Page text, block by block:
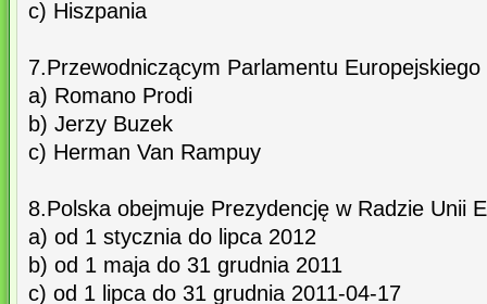
c) Hiszpania
7.Przewodniczącym Parlamentu
a) Romano Prodi
b) Jerzy Buzek
c) Herman Van Rampuy
8.Polska obejmuje Prezydencję w Radzie Unii
a) od 1 stycznia do lipca 2012
b) od 1 maja do 31 grudnia 2011
c) od 1 lipca do 31 grudnia 2011-04-17